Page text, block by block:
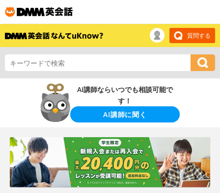
質問する
AI講師ならいつでも相談可能で
す！
AI講師に聞く